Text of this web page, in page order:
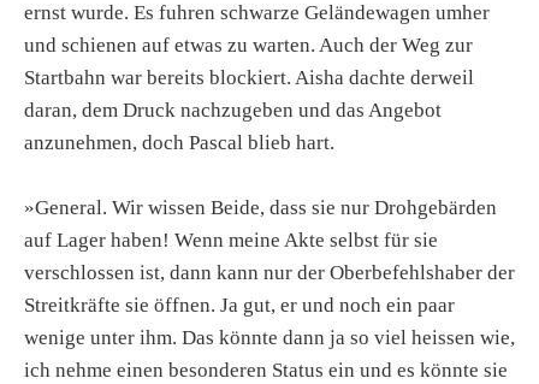
ernst wurde. Es fuhren schwarze Geländewagen umher
und schienen auf etwas zu warten. Auch der Weg zur
Startbahn war bereits blockiert. Aisha dachte derweil
daran, dem Druck nachzugeben und das Angebot
anzunehmen, doch Pascal blieb hart.
»General. Wir wissen Beide, dass sie nur Drohgebärden
auf Lager haben! Wenn meine Akte selbst für sie
verschlossen ist, dann kann nur der Oberbefehlshaber der
Streitkräfte sie öffnen. Ja gut, er und noch ein paar
wenige unter ihm. Das könnte dann ja so viel heissen wie,
ich nehme einen besonderen Status ein und es könnte sie